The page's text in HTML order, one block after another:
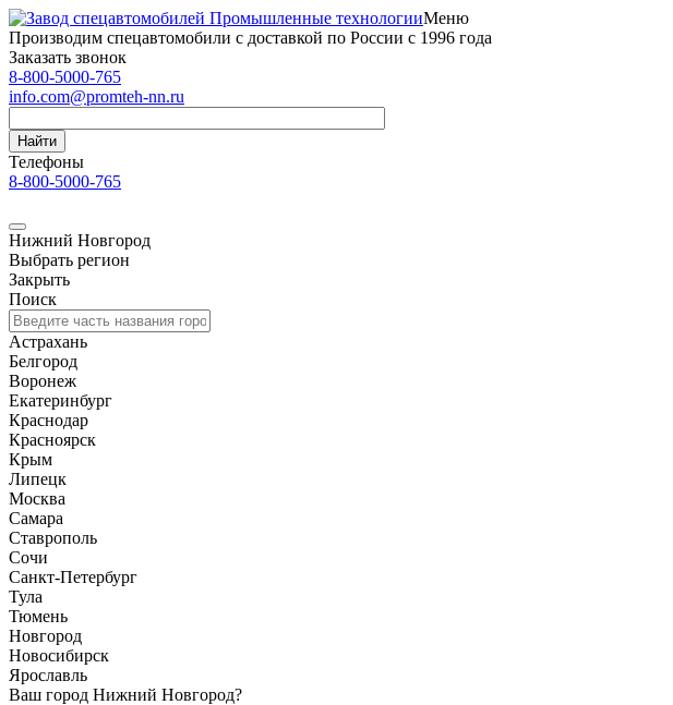
Меню
Производим спецавтомобили с доставкой по России с 1996 года
Заказать звонок
8-800-5000-765
info.com@promteh-nn.ru
Найти
Телефоны
8-800-5000-765
Нижний Новгород
Выбрать регион
Закрыть
Поиск
Астрахань
Белгород
Воронеж
Екатеринбург
Краснодар
Красноярск
Крым
Липецк
Москва
Самара
Ставрополь
Сочи
Санкт-Петербург
Тула
Тюмень
Новгород
Новосибирск
Ярославль
Ваш город Нижний Новгород?